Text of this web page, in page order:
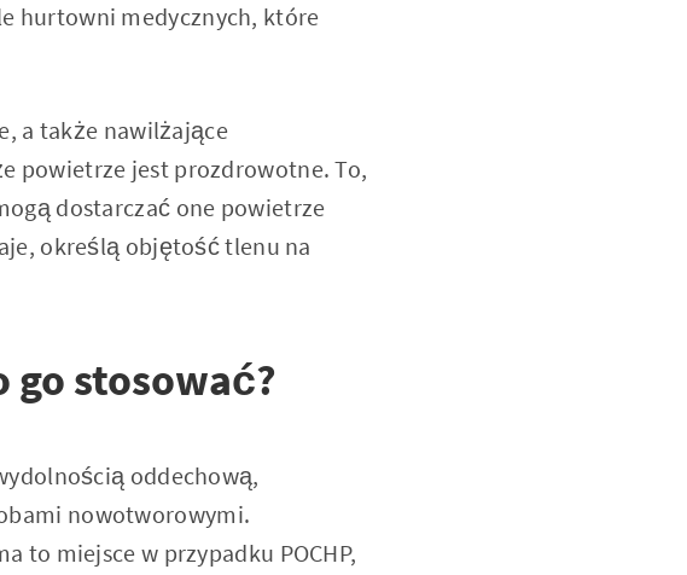
hurtowni medycznych, które
a także nawilżające
powietrze jest prozdrowotne. To,
dostarczać one powietrze
określą objętość tlenu na
stosować?
oddechową,
nowotworowymi.
to miejsce w przypadku POCHP,